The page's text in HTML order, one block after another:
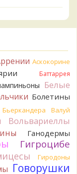
более
вызывает
горькая, и с
родственное.
аромат
маринадом!
деталей...
Аскокорине
Баттаррея
Белые
Болетины
Бьеркандера Валуй
Вольвариеллы
Ганодермы
Гигроцибе
Гиродоны
Говорушки